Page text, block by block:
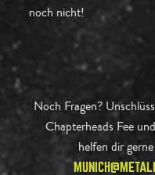
noch nicht!
Noch Fragen?
Chapterheads Fee
helfen dir